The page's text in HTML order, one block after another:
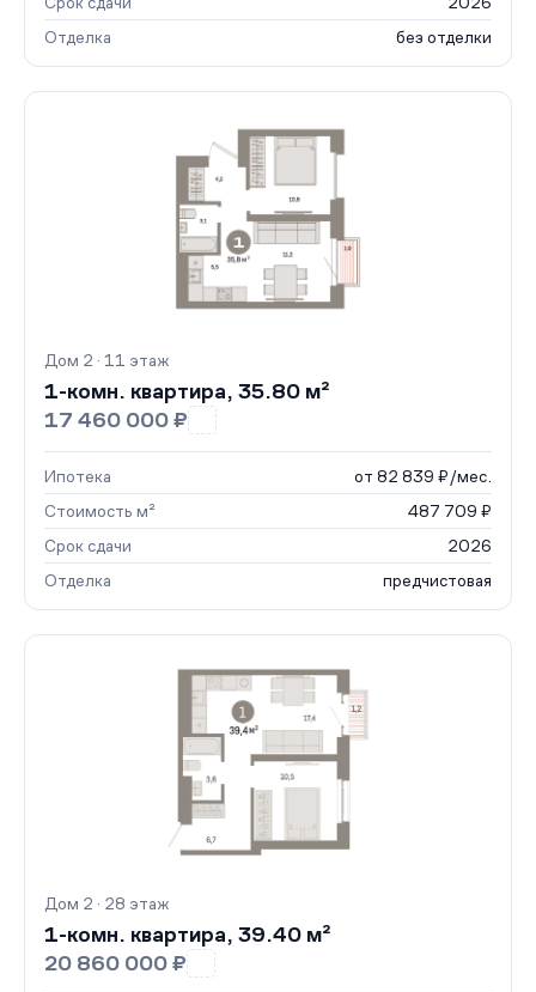
Отделка
без отделки
Дом 2 · 11 этаж
1-комн. квартира, 35.80 м²
17 460 000 ₽
Ипотека
от 82 839 ₽/мес.
Стоимость м²
487 709 ₽
Срок сдачи
2026
Отделка
предчистовая
Дом 2 · 28 этаж
1-комн. квартира, 39.40 м²
20 860 000 ₽